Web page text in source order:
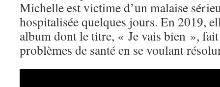
Michelle est victime d’un malaise
hospitalisée quelques jours. En 2019,
album dont le titre, « Je vais bien », fait
problèmes de santé en se voulant